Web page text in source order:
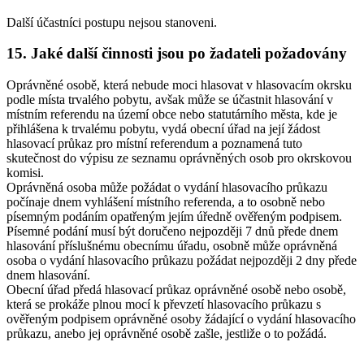
Další účastníci postupu nejsou stanoveni.
15. Jaké další činnosti jsou po žadateli požadovány
Oprávněné osobě, která nebude moci hlasovat v hlasovacím okrsku
podle místa trvalého pobytu, avšak může se účastnit hlasování v
místním referendu na území obce nebo statutárního města, kde je
přihlášena k trvalému pobytu, vydá obecní úřad na její žádost
hlasovací průkaz pro místní referendum a poznamená tuto
skutečnost do výpisu ze seznamu oprávněných osob pro okrskovou
komisi.
Oprávněná osoba může požádat o vydání hlasovacího průkazu
počínaje dnem vyhlášení místního referenda, a to osobně nebo
písemným podáním opatřeným jejím úředně ověřeným podpisem.
Písemné podání musí být doručeno nejpozději 7 dnů přede dnem
hlasování příslušnému obecnímu úřadu, osobně může oprávněná
osoba o vydání hlasovacího průkazu požádat nejpozději 2 dny přede
dnem hlasování.
Obecní úřad předá hlasovací průkaz oprávněné osobě nebo osobě,
která se prokáže plnou mocí k převzetí hlasovacího průkazu s
ověřeným podpisem oprávněné osoby žádající o vydání hlasovacího
průkazu, anebo jej oprávněné osobě zašle, jestliže o to požádá.